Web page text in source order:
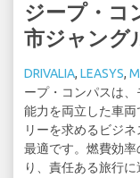
ジープ・コ
市ジャング
DRIVALIA, LEASYS,
ープ・コンパスは
能力を両立した車
リーを求めるビジ
最適です。燃費効
り、責任ある旅行